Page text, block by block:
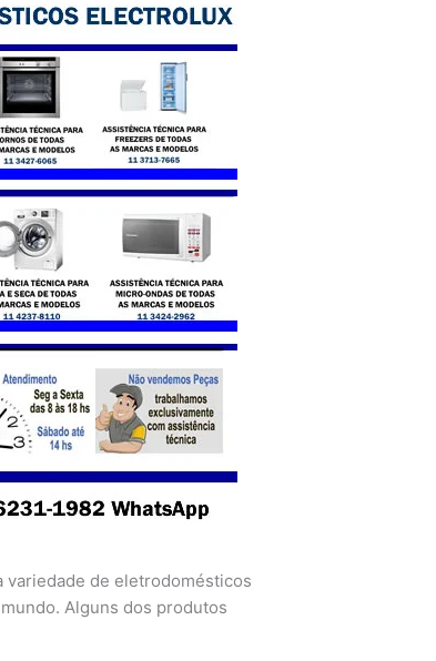
variedade de eletrodomésticos
Alguns dos produtos